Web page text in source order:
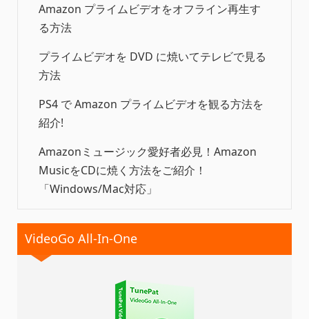
Amazon プライムビデオをオフライン再生す
る方法
プライムビデオを DVD に焼いてテレビで見る
方法
PS4 で Amazon プライムビデオを観る方法を
紹介!
Amazonミュージック愛好者必見！Amazon
MusicをCDに焼く方法をご紹介！
「Windows/Mac対応」
VideoGo All-In-One